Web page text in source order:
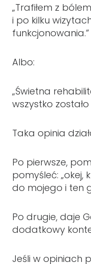
„Trafiłem z
i po kilku
funkcjonowania.”
Albo:
„Świetna
wszystko
Taka opinia
Po pierwsze,
pomyśleć:
do mojego i ten
Po drugie, daje
dodatkowy
Jeśli w opiniach